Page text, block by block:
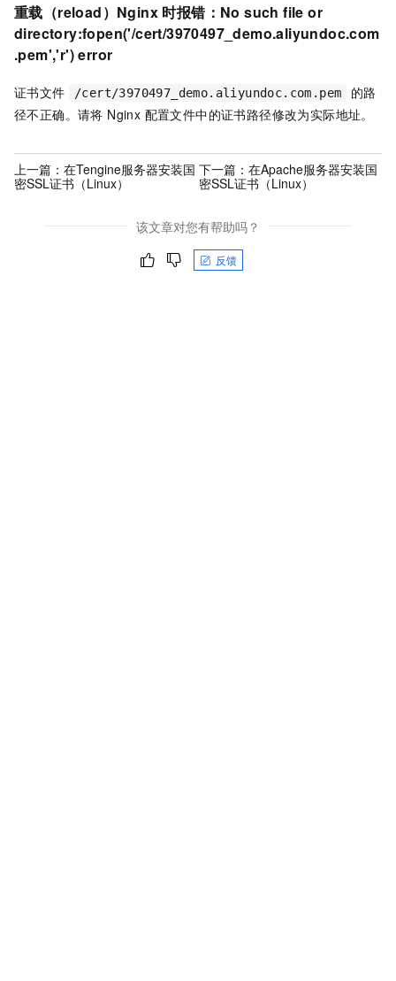
重载（reload）Nginx 时报错：No such file or
directory:fopen('/cert/3970497_demo.aliyundoc.com
.pem','r') error
证书文件 /cert/3970497_demo.aliyundoc.com.pem
的路
径不正确。请将 Nginx 配置文件中的证书路径修改为实际地址。
上一篇： 在Tengine服务器安装国
密SSL证书（Linux）
下一篇： 在Apache服务器安装国
密SSL证书（Linux）
该文章对您有帮助吗？
反馈